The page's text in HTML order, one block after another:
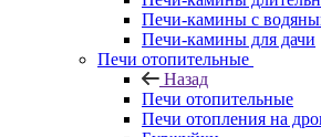
Печи-камины с
Печи-камины для дачи
Печи отопительные
Назад
Печи отопительные
Печи отопления на